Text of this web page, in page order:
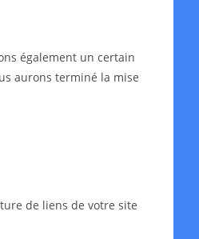
également un certain
aurons terminé la mise
de liens de votre site